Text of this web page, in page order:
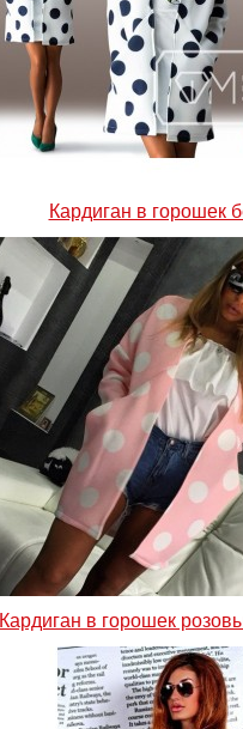
Кардиган в горошек
Кардиган в горошек